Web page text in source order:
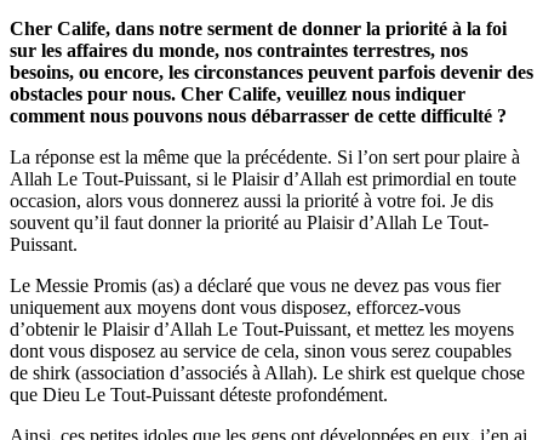
Cher Calife, dans notre serment de donner la priorité à la foi
sur les affaires du monde, nos contraintes terrestres, nos
besoins, ou encore, les circonstances peuvent parfois devenir des
obstacles pour nous. Cher Calife, veuillez nous indiquer
comment nous pouvons nous débarrasser de cette difficulté ?
La réponse est la même que la précédente. Si l’on sert pour plaire à
Allah Le Tout-Puissant, si le Plaisir d’Allah est primordial en toute
occasion, alors vous donnerez aussi la priorité à votre foi. Je dis
souvent qu’il faut donner la priorité au Plaisir d’Allah Le Tout-
Puissant.
Le Messie Promis (as) a déclaré que vous ne devez pas vous fier
uniquement aux moyens dont vous disposez, efforcez-vous
d’obtenir le Plaisir d’Allah Le Tout-Puissant, et mettez les moyens
dont vous disposez au service de cela, sinon vous serez coupables
de shirk (association d’associés à Allah). Le shirk est quelque chose
que Dieu Le Tout-Puissant déteste profondément.